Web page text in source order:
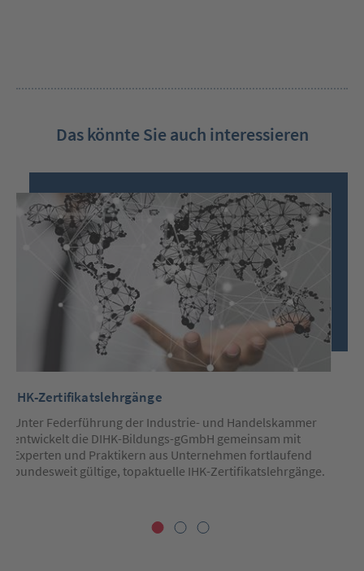
Das könnte Sie auch interessieren
Nutzen
Sie
bitte
nachfolgend
die
Pfeiltasten
(links/rechts)
vorherigen/nächsten
um
des
aktiven
Slides
Elemente
(wie
IHK-Zertifikatslehrgänge
Unter Federführung der Industrie- und Handelskammer
entwickelt die DIHK-Bildungs-gGmbH gemeinsam mit
Experten und Praktikern aus Unternehmen fortlaufend
bundesweit gültige, topaktuelle IHK-Zertifikatslehrgänge.